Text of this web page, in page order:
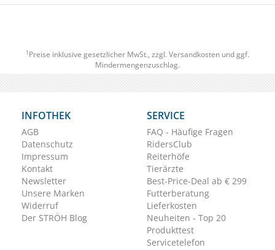
1 Preise inklusive gesetzlicher MwSt., zzgl. Versandkosten und ggf.
Mindermengenzuschlag.
INFOTHEK
AGB
Datenschutz
Impressum
Kontakt
Newsletter
Unsere Marken
Widerruf
Der STRÖH Blog
SERVICE
FAQ - Häufige Fragen
RidersClub
Reiterhöfe
Tierärzte
Best-Price-Deal ab € 299
Futterberatung
Lieferkosten
Neuheiten - Top 20
Produkttest
Servicetelefon